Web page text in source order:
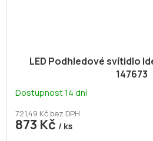
LED Podhledové svítidlo
147673
Dostupnost 14 dní
721,49 Kč bez DPH
873 Kč / ks